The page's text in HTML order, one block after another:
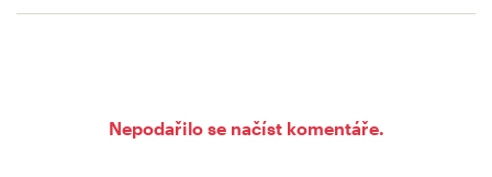
Nepodařilo se načíst komentáře.